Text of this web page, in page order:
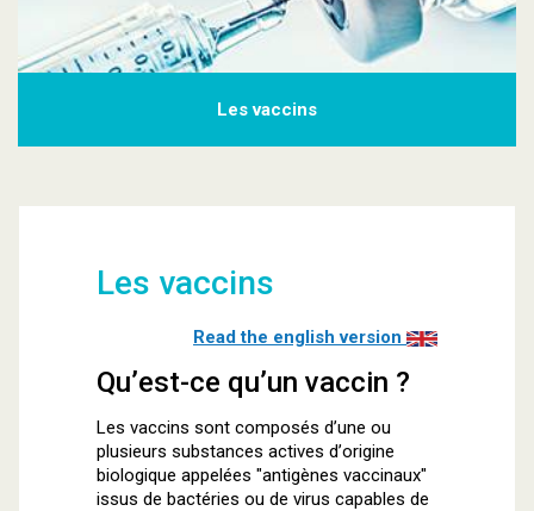
Les vaccins
Les vaccins
Read the english version
Qu’est-ce qu’un vaccin ?
Les vaccins sont composés d’une ou
plusieurs substances actives d’origine
biologique appelées "antigènes vaccinaux"
issus de bactéries ou de virus capables de